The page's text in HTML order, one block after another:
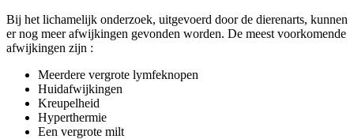
Bij het lichamelijk onderzoek, uitgevoerd door de dierenarts, kunnen
er nog meer afwijkingen gevonden worden. De meest voorkomende
afwijkingen zijn :
Meerdere vergrote lymfeknopen
Huidafwijkingen
Kreupelheid
Hyperthermie
Een vergrote milt